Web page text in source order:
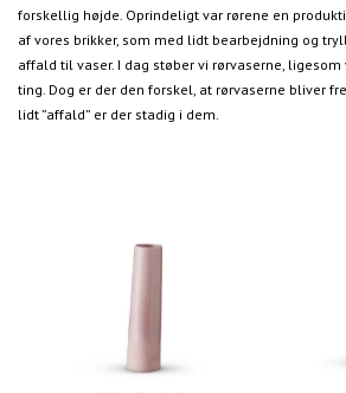
forskellig højde. Oprindeligt var rørene en
af vores brikker, som med lidt bearbejdning og
affald til vaser. I dag støber vi rørvaserne,
ting. Dog er der den forskel, at rørvaserne bliver
lidt ”affald” er der stadig i dem.